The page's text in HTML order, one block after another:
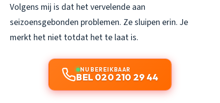
Volgens mij is dat het vervelende aan
seizoensgebonden problemen. Ze sluipen erin. Je
merkt het niet totdat het te laat is.
NU BEREIKBAAR
BEL 020 210 29 44